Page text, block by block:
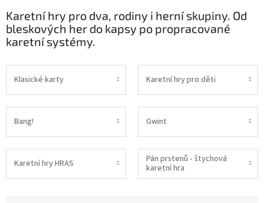
Karetní hry pro dva, rodiny i herní skupiny. Od
bleskových her do kapsy po propracované
karetní systémy.
Klasické karty Karetní hry pro děti
Bang! Gwint
Karetní hry HRAS
Pán prstenů - štychová
karetní hra